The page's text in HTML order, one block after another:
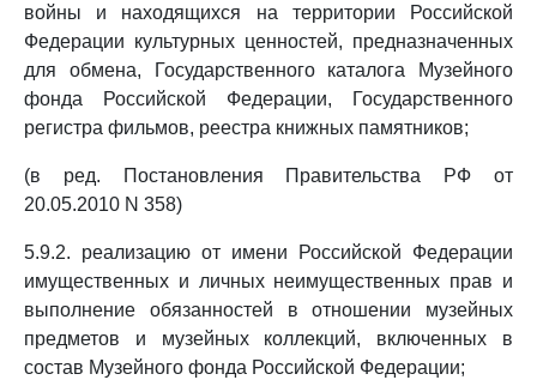
войны и находящихся на территории Российской
Федерации культурных ценностей, предназначенных
для обмена, Государственного каталога Музейного
фонда Российской Федерации, Государственного
регистра фильмов, реестра книжных памятников;
(в ред. Постановления Правительства РФ от
20.05.2010 N 358)
5.9.2. реализацию от имени Российской Федерации
имущественных и личных неимущественных прав и
выполнение обязанностей в отношении музейных
предметов и музейных коллекций, включенных в
состав Музейного фонда Российской Федерации;